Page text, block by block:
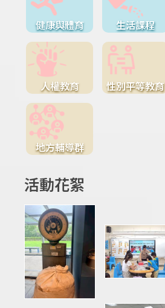
健康與體育 生活課程
人權教育 性別平等教育
地方輔導群
活動花絮